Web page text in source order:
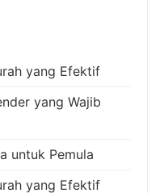
yang Efektif
yang Wajib
untuk Pemula
yang Efektif